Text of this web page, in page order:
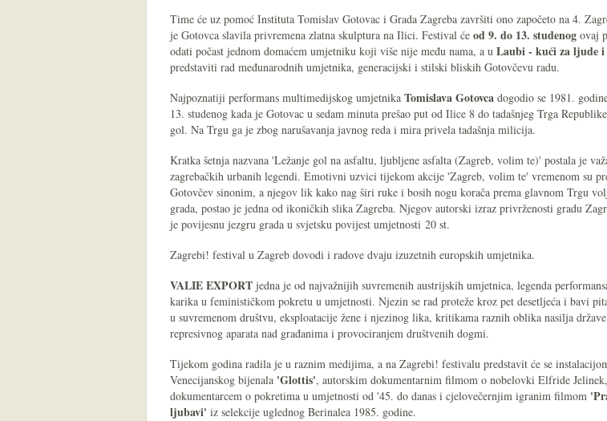
Time će uz pomoć Instituta Tomislav Gotovac i Grada Zagreba završiti ono započeto na 4.
je Gotovca slavila privremena zlatna skulptura na Ilici. Festival će od 9. do 13. studenog ovaj
odati počast jednom domaćem umjetniku koji više nije među nama, a u Laubi - kući za ljude
predstaviti rad međunarodnih umjetnika, generacijski i stilski bliskih Gotovčevu radu.
Najpoznatiji performans multimedijskog umjetnika Tomislava Gotovca dogodio se 1981.
13. studenog kada je Gotovac u sedam minuta prešao put od Ilice 8 do tadašnjeg Trga
gol. Na Trgu ga je zbog narušavanja javnog reda i mira privela tadašnja milicija.
Kratka šetnja nazvana 'Ležanje gol na asfaltu, ljubljene asfalta (Zagreb, volim te)' postala je
zagrebačkih urbanih legendi. Emotivni uzvici tijekom akcije 'Zagreb, volim te' vremenom su
Gotovčev sinonim, a njegov lik kako nag širi ruke i bosih nogu korača prema glavnom Trgu
grada, postao je jedna od ikoničkih slika Zagreba. Njegov autorski izraz privrženosti gradu
je povijesnu jezgru grada u svjetsku povijest umjetnosti 20 st.
Zagrebi! festival u Zagreb dovodi i radove dvaju izuzetnih europskih umjetnika.
VALIE EXPORT jedna je od najvažnijih suvremenih austrijskih umjetnica, legenda
karika u feminističkom pokretu u umjetnosti. Njezin se rad proteže kroz pet desetljeća i bavi
u suvremenom društvu, eksploatacije žene i njezinog lika, kritikama raznih oblika nasilja
represivnog aparata nad građanima i provociranjem društvenih dogmi.
Tijekom godina radila je u raznim medijima, a na Zagrebi! festivalu predstavit će se
Venecijanskog bijenala 'Glottis', autorskim dokumentarnim filmom o nobelovki Elfride Jelinek,
dokumentarcem o pokretima u umjetnosti od '45. do danas i cjelovečernjim igranim filmom
ljubavi' iz selekcije uglednog Berinalea 1985. godine.